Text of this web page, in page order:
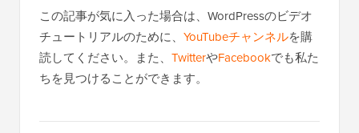
この記事が気に入った場合は、WordPressのビデオ
チュートリアルのために、 YouTubeチャンネルを購
読してください。また、 TwitterやFacebookでも私た
ちを見つけることができます。